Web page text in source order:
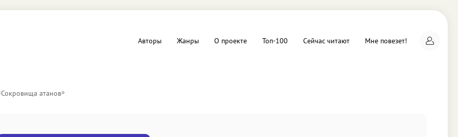
Авторы Жанры О проекте Топ-100 Сейчас читают Мне повезет!
Сокровища атанов»